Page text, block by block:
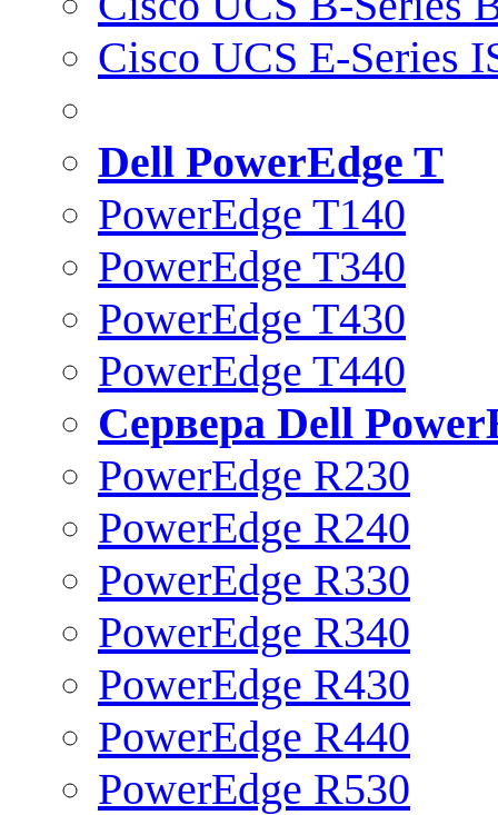
Cisco UCS E-Series
Dell PowerEdge T
PowerEdge T140
PowerEdge T340
PowerEdge T430
PowerEdge T440
Сервера Dell
PowerEdge R230
PowerEdge R240
PowerEdge R330
PowerEdge R340
PowerEdge R430
PowerEdge R440
PowerEdge R530